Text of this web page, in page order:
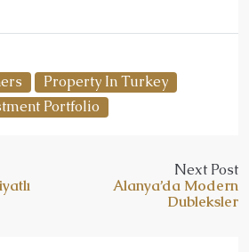
Property In Turkey
Portfolio
Next Post
Alanya’da Modern
Dubleksler